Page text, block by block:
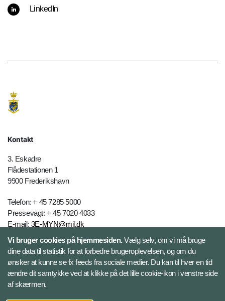
LinkedIn
Kontakt
3. Eskadre
Flådestationen 1
9900 Frederikshavn
Telefon: + 45 7285 5000
Pressevagt: + 45 7020 4033
E-mail: 3E-MYN@mil.dk
Databeskyttelse
Følg 3. Eskadre
Facebook
Vi bruger cookies på hjemmesiden.Vælg selv, om vi må bruge
dine data til statistik for at forbedre brugeroplevelsen, og om du
ønsker at kunne se fx feeds fra sociale medier. Du kan til hver en tid
ændre dit samtykke ved at klikke på det lille cookie-ikon i venstre side
af skærmen.